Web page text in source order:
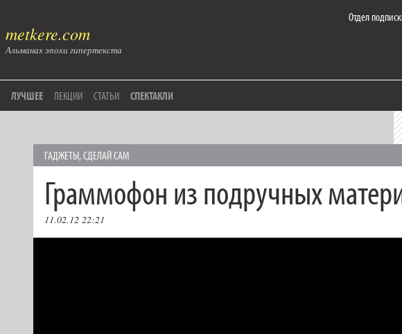
metkere.com
Альманах эпохи гипертекста
Отдел
ЛУЧШЕЕ ЛЕКЦИИ СТАТЬИ СПЕКТАКЛИ
ГAДЖЕТЫ,СДЕЛАЙ САМ
Граммофон из подручных
11.02.12 22:21